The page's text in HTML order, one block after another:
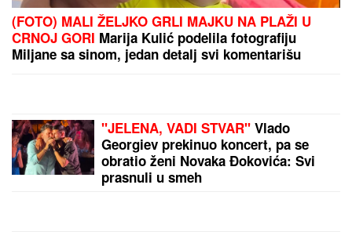
Miljana napustila porodicu da uhodi Zolu, a sada grli
njega: Skinula se bez blama i pokazala čime